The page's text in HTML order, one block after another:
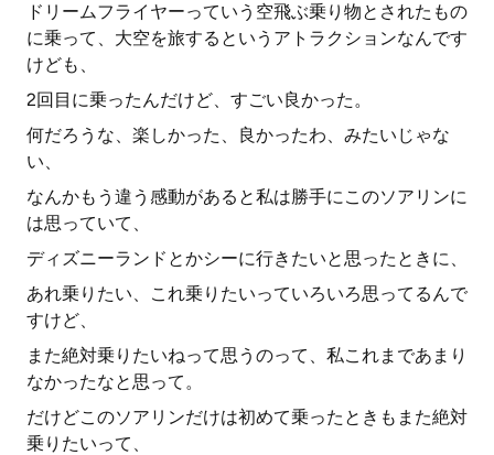
ドリームフライヤーっていう空飛ぶ乗り物とされたもの
に乗って、大空を旅するというアトラクションなんです
けども、
2回目に乗ったんだけど、すごい良かった。
何だろうな、楽しかった、良かったわ、みたいじゃな
い、
なんかもう違う感動があると私は勝手にこのソアリンに
は思っていて、
ディズニーランドとかシーに行きたいと思ったときに、
あれ乗りたい、これ乗りたいっていろいろ思ってるんで
すけど、
また絶対乗りたいねって思うのって、私これまであまり
なかったなと思って。
だけどこのソアリンだけは初めて乗ったときもまた絶対
乗りたいって、